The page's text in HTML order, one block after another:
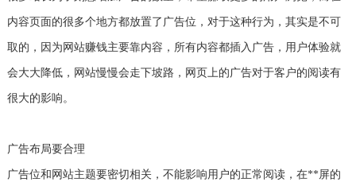
内容页面的很多个地方都放置了广告位，对于这种行为，其实是不可
取的，因为网站赚钱主要靠内容，所有内容都插入广告，用户体验就
会大大降低，网站慢慢会走下坡路，网页上的广告对于客户的阅读有
很大的影响。
广告布局要合理
广告位和网站主题要密切相关，不能影响用户的正常阅读，在**屏的